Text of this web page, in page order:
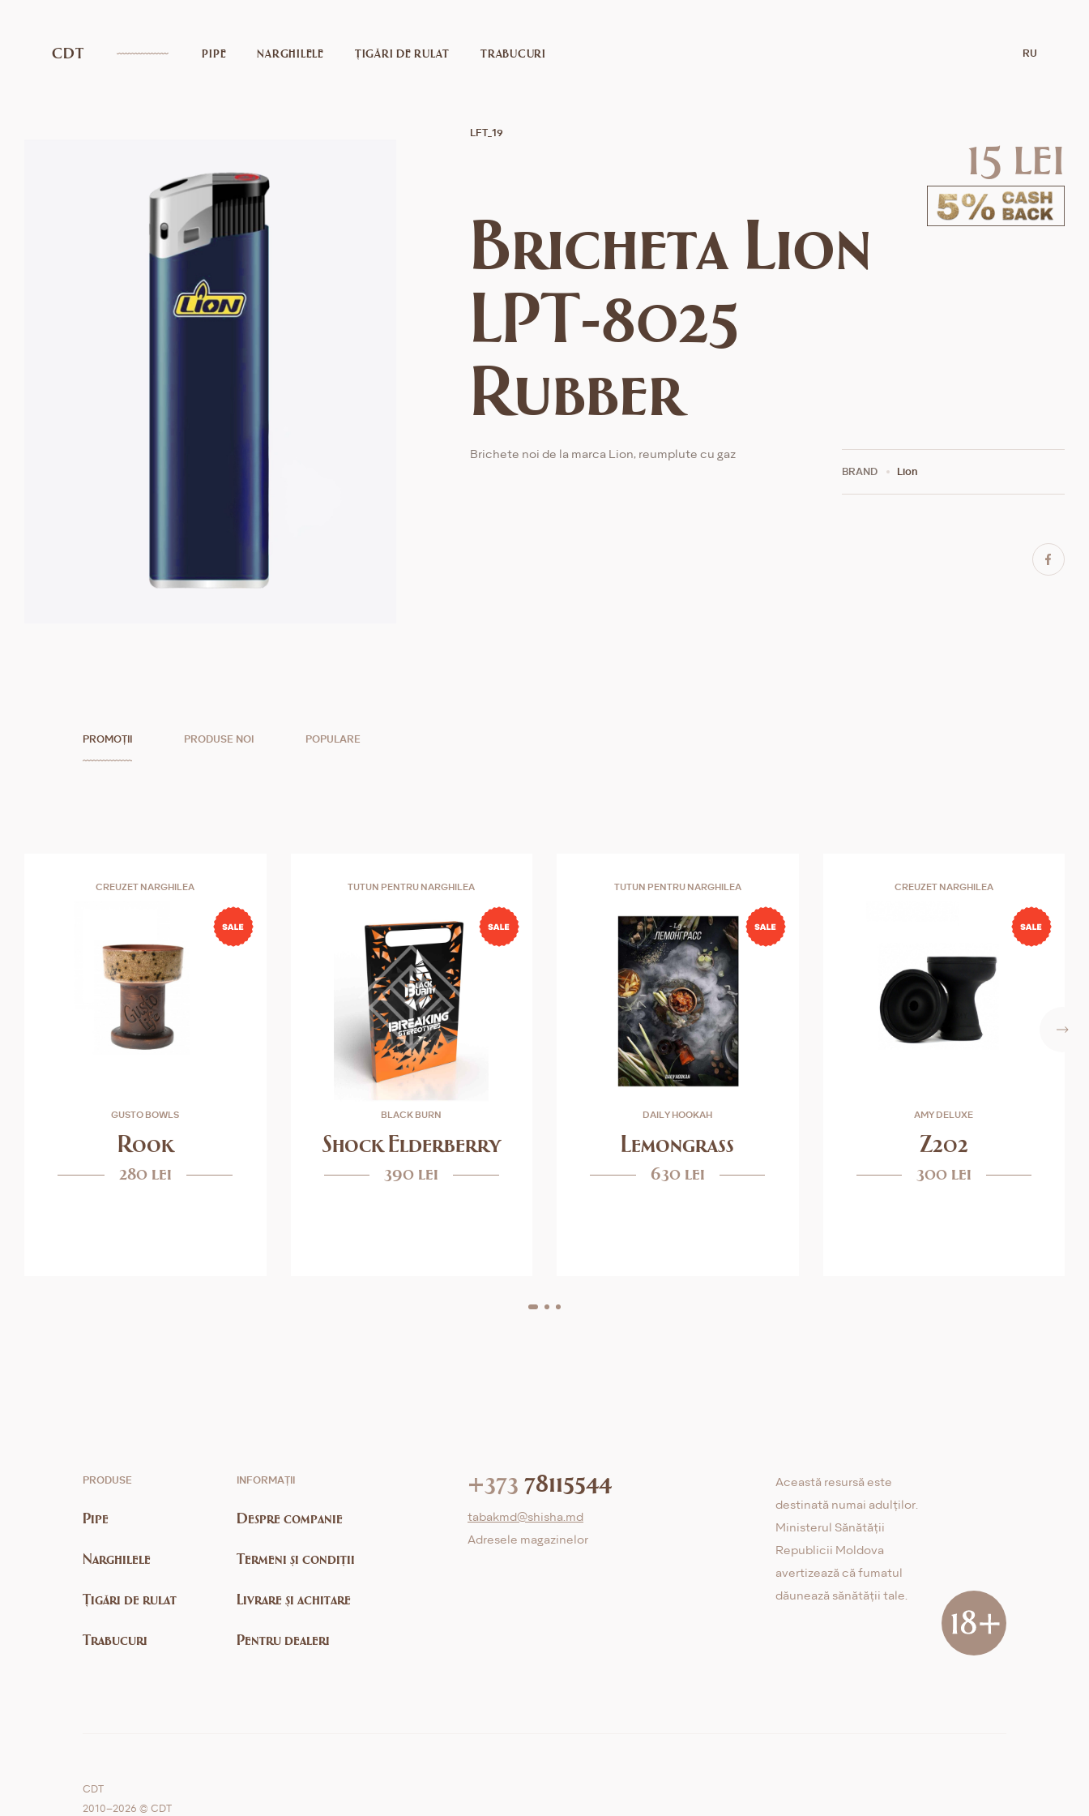
CDT PIPE NARGHILELE ȚIGĂRI DE RULAT TRABUCURI RU
LFT_19
Bricheta Lion
LPT-8025
Rubber
15 lei
Brichete noi de la marca Lion, reumplute cu gaz
BRAND Lion
PROMOȚII PRODUSE NOI POPULARE
CREUZET NARGHILEA
GUSTO BOWLS
Rook
280 lei
TUTUN PENTRU NARGHILEA
BLACK BURN
Shock Elderberry
390 lei
TUTUN PENTRU NARGHILEA
DAILY HOOKAH
Lemongrass
630 lei
CREUZET NARGHILEA
AMY DELUXE
Z202
300 lei
PRODUSE
Pipe
Narghilele
Țigări de rulat
Trabucuri
INFORMAȚII
Despre companie
Termeni și condiții
Livrare și achitare
Pentru dealeri
+373 78115544
tabakmd@shisha.md
Adresele magazinelor
Această resursă este
destinată numai adulților.
Ministerul Sănătății
Republicii Moldova
avertizează că fumatul
dăunează sănătății tale.
CDT
2010–2026 © CDT